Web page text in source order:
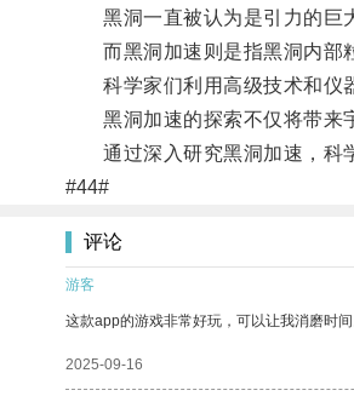
黑洞一直被认为是引力的巨大
而黑洞加速则是指黑洞内部粒
科学家们利用高级技术和仪器
黑洞加速的探索不仅将带来宇
通过深入研究黑洞加速，科学
#44#
评论
游客
这款app的游戏非常好玩，可以让我消磨时间
2025-09-16